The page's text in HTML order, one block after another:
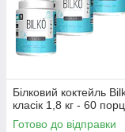
Білковий коктейль
класік 1,8 кг - 60
Готово до відправки